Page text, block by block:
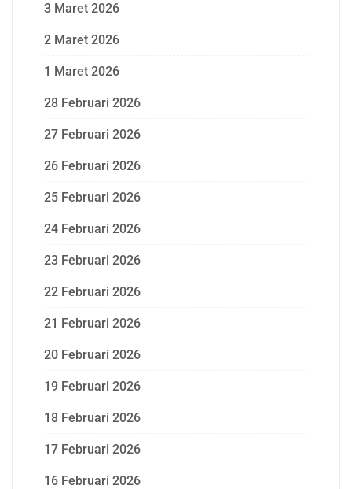
3 Maret 2026
2 Maret 2026
1 Maret 2026
28 Februari 2026
27 Februari 2026
26 Februari 2026
25 Februari 2026
24 Februari 2026
23 Februari 2026
22 Februari 2026
21 Februari 2026
20 Februari 2026
19 Februari 2026
18 Februari 2026
17 Februari 2026
16 Februari 2026